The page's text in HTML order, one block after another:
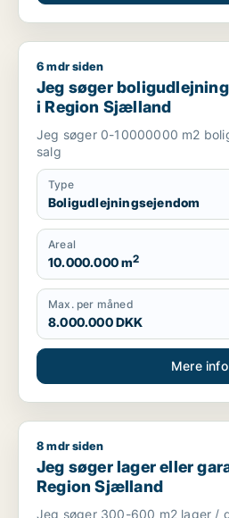
Jeg søger
6 mdr siden
Jeg søger
i Region Sjælland
Jeg søger 0-10000000 m2
salg
Type
Boligudlejningsejendom
Areal
10.000.000 m2
Max. per måned
8.000.000 DKK
Mere info
Jeg søger lager eller garage til
8 mdr siden
Jeg søger lager eller
Region Sjælland
Jeg søger 300-600 m2 lager /